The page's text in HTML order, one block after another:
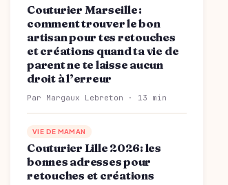
Couturier Marseille :
comment trouver le bon
artisan pour tes retouches
et créations quand ta vie de
parent ne te laisse aucun
droit à l’erreur
Par Margaux Lebreton · 13 min
VIE DE MAMAN
Couturier Lille 2026: les
bonnes adresses pour
retouches et créations